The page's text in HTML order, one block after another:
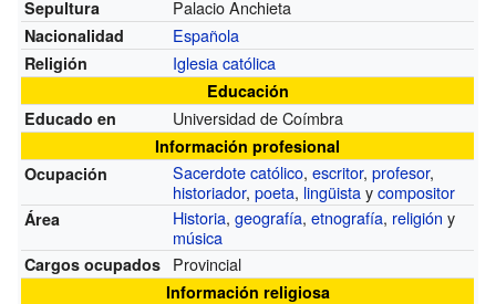
Sepultura Palacio Anchieta
Nacionalidad Española
Religión Iglesia católica
Educación
Educado en
Universidad de Coímbra
Información profesional
Ocupación
Sacerdote católico,escritor,profesor,
historiador,poeta, lingüistaycompositor
Área Historia,geografía,etnografía, religión y
música
Cargos ocupados Provincial
Información religiosa